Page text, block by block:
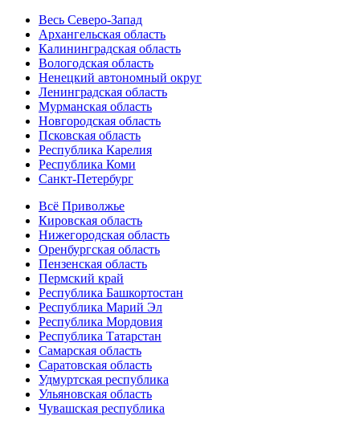
Весь Северо-Запад
Архангельская область
Калининградская область
Вологодская область
Ненецкий автономный округ
Ленинградская область
Мурманская область
Новгородская область
Псковская область
Республика Карелия
Республика Коми
Санкт-Петербург
Всё Приволжье
Кировская область
Нижегородская область
Оренбургская область
Пензенская область
Пермский край
Республика Башкортостан
Республика Марий Эл
Республика Мордовия
Республика Татарстан
Самарская область
Саратовская область
Удмуртская республика
Ульяновская область
Чувашская республика